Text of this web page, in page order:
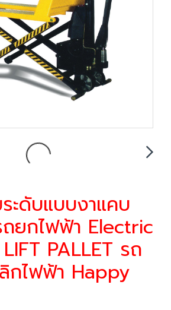
ะดับแบบงาแคบ
ยกไฟฟ้า Electric
LIFT PALLET รถ
กไฟฟ้า Happy